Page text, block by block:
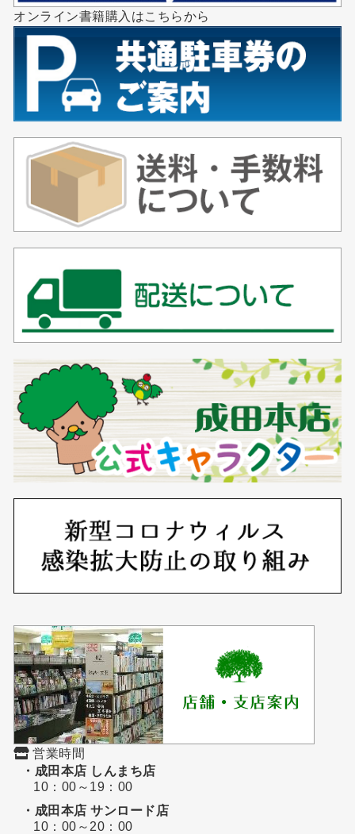
オンライン書籍購入はこちらから
営業時間
・成田本店 しんまち店
10：00～19：00
・成田本店 サンロード店
10：00～20：00